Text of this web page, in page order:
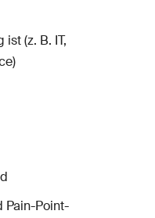
ist (z. B. IT,
Pain-Point-